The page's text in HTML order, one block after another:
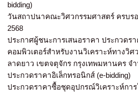
bidding)
วันสถาปนาคณะวิศวกรรมศาสตร์ ครบร
2568
ประกาศผู้ชนะการเสนอราคา ประกวดรา
คอมพิวเตอร์สำหรับงานวิเคราะห์ทางวิศ
ลาดยาว เขตจตุจักร กรุงเทพมหานคร จ
ประกวดราคาอิเล็กทรอนิกส์ (e-bidding)
ประกวดราคาซื้อชุดอุปกรณ์วิเคราะห์กา